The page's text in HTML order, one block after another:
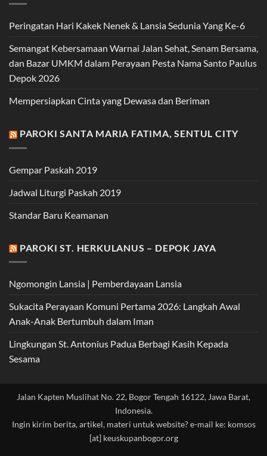
Peringatan Hari Kakek Nenek & Lansia Sedunia Yang Ke-6
Semangat Kebersamaan Warnai Jalan Sehat, Senam Bersama,
dan Bazar UMKM dalam Perayaan Pesta Nama Santo Paulus
Depok 2026
Mempersiapkan Cinta yang Dewasa dan Beriman
PAROKI SANTA MARIA FATIMA, SENTUL CITY
Gempar Paskah 2019
Jadwal Liturgi Paskah 2019
Standar Baru Keamanan
PAROKI ST. HERKULANUS – DEPOK JAYA
Ngomongin Lansia | Pemberdayaan Lansia
Sukacita Perayaan Komuni Pertama 2026: Langkah Awal
Anak-Anak Bertumbuh dalam Iman
Lingkungan St. Antonius Padua Berbagi Kasih Kepada
Sesama
Jalan Kapten Muslihat No. 22, Bogor Tengah 16122, Jawa Barat,
Indonesia.
Ingin kirim berita, artikel, materi untuk website? e-mail ke: komsos
[at] keuskupanbogor.org